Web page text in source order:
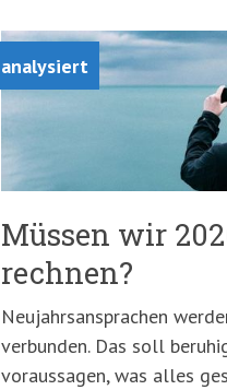
analysiert
Müssen wir
rechnen?
Neujahrsansprachen
verbunden. Das soll
voraussagen, was alles